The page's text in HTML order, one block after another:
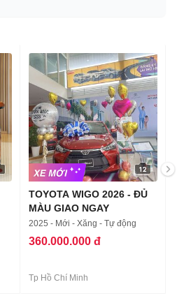
12
TOYOTA WIGO 2026 - ĐỦ
MÀU GIAO NGAY
2025 - Mới - Xăng - Tự động
360.000.000 đ
Tp Hồ Chí Minh